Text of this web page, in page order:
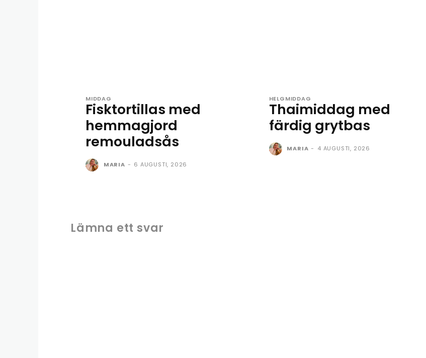
MIDDAG
Fisktortillas med
hemmagjord
remouladsås
MARIA - 6 AUGUSTI, 2026
HELGMIDDAG
Thaimiddag med
färdig grytbas
MARIA - 4 AUGUSTI, 2026
Lämna ett svar